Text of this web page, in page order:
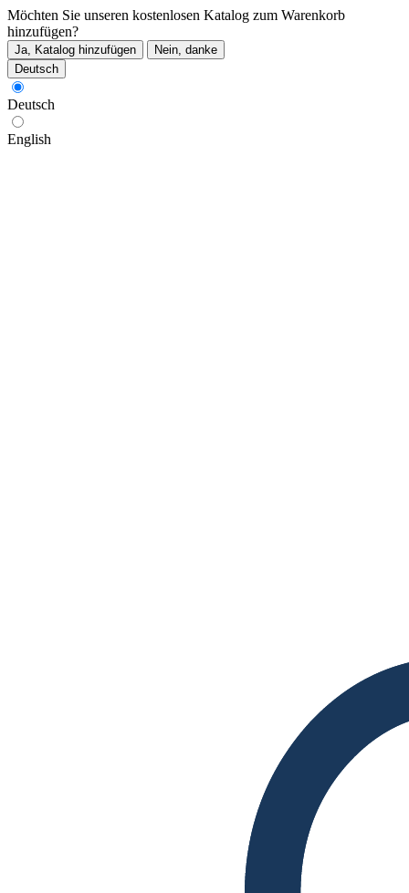
Möchten Sie unseren kostenlosen Katalog zum Warenkorb
hinzufügen?
Ja, Katalog hinzufügen
Nein, danke
Deutsch
Deutsch
English